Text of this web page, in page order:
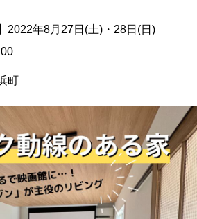
2022年8月27日(土)・28日(日)
町